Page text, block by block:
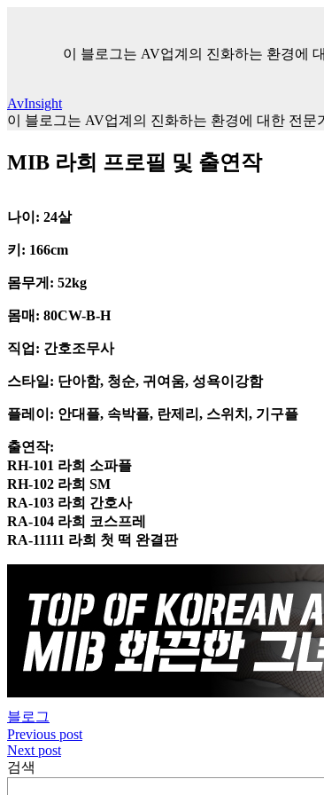
이 블로그는 AV업계의 진화하는 환경에
AvInsight
이 블로그는 AV업계의 진화하는 환경에 대한 전
MIB 라희 프로필 및 출연작
나이: 24살
키: 166cm
몸무게: 52kg
몸매: 80CW-B-H
직업: 간호조무사
스타일: 단아함, 청순, 귀여움, 성욕이강함
플레이: 안대플, 속박플, 란제리, 스위치, 기구플
출연작:
RH-101 라희 소파플
RH-102 라희 SM
RA-103 라희 간호사
RA-104 라희 코스프레
RA-11111 라희 첫 떡 완결판
블로그
글
내
Previous post
Next post
검색